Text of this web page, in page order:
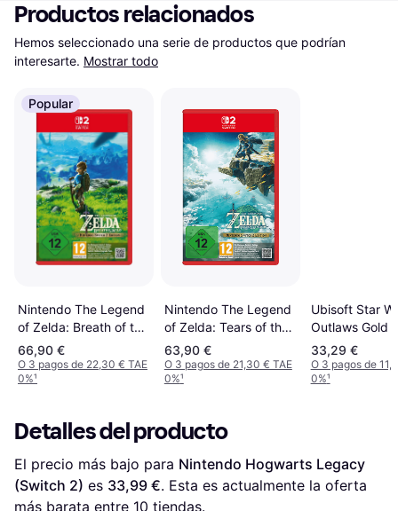
Productos relacionados
Hemos seleccionado una serie de productos que podrían
interesarte. Mostrar todo
Popular
Nintendo The Legend
of Zelda: Breath of the
Wild Edition (Switch 2)
66,90 €
O 3 pagos de 22,30 € TAE
0%¹
Nintendo The Legend
of Zelda: Tears of the
Kingdom Edition
(Switch 2)
63,90 €
O 3 pagos de 21,30 € TAE
0%¹
Ubisoft Star
Outlaws Gold
KC Switch 2
33,29 €
O 3 pagos de
0%¹
Detalles del producto
El precio más bajo para Nintendo Hogwarts Legacy
(Switch 2) es 33,99 €. Esta es actualmente la oferta
más barata entre 10 tiendas.